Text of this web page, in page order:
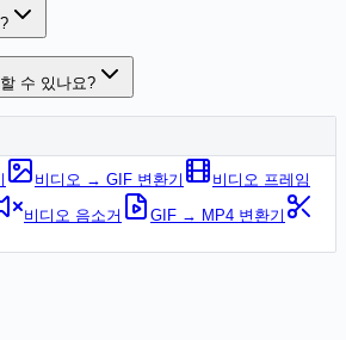
수 있나요?
비디오 → GIF 변환기
비디오 프레임
비디오 음소거
GIF → MP4 변환기